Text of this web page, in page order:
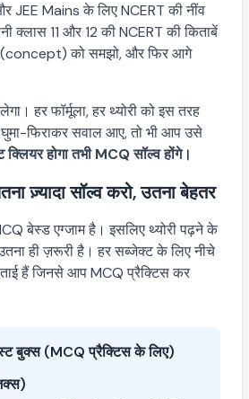
JEE Mains के लिए NCERT की नींव
क्लास 11 और 12 की NCERT की किताबें
(concept) को समझो, और फिर आगे
हर फॉर्मूला, हर थ्योरी को इस तरह
फिराकर सवाल आए, तो भी आप उसे
क्लियर होगा तभी MCQ सॉल्व होंगे।
ज़्यादा सॉल्व करो, उतना बेहतर
बेस्ड एग्जाम है। इसलिए थ्योरी पढ़ने के
ही ज़रूरी है। हर सब्जेक्ट के लिए नीचे
हैं जिनसे आप MCQ प्रैक्टिस कर
बुक्स (MCQ प्रैक्टिस के लिए)